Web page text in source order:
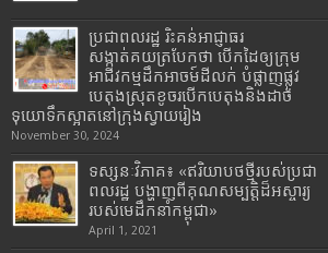
ប្រជាពលរដ្ឋ រិះគន់អាជ្ញាធរ
សង្កាត់គយត្របែកថា បើកដៃឲ្យក្រុម
អាជីវកម្មដឹកអាចម៍ដីលក់ បំផ្លាញផ្លូវ
បេតុងស្រុតខូចរបើកបេតុងនិងដាច់
ទុយោទឹកស្អាតនៅក្រុងស្វាយរៀង
November 30, 2024
ទស្សនៈវិភាគ៖ «ឥរិយាបថថ្មីរបស់ប្រជា
ពលរដ្ឋ បង្ហាញពីគុណសម្បត្តិដ៏អស្ចារ្យ
របស់មេដឹកនាំកម្ពុជា»
April 1, 2021